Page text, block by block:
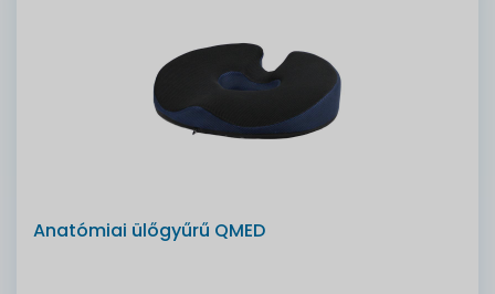
Anatómiai ülőgyűrű QMED